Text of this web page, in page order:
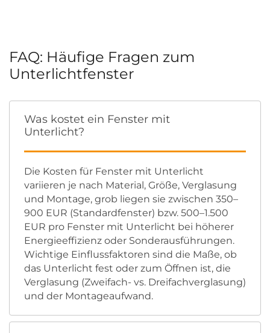
FAQ: Häufige Fragen zum
Unterlichtfenster
Was kostet ein Fenster mit
Unterlicht?
Die Kosten für Fenster mit Unterlicht
variieren je nach Material, Größe, Verglasung
und Montage, grob liegen sie zwischen 350–
900 EUR (Standardfenster) bzw. 500–1.500
EUR pro Fenster mit Unterlicht bei höherer
Energieeffizienz oder Sonderausführungen.
Wichtige Einflussfaktoren sind die Maße, ob
das Unterlicht fest oder zum Öffnen ist, die
Verglasung (Zweifach- vs. Dreifachverglasung)
und der Montageaufwand.